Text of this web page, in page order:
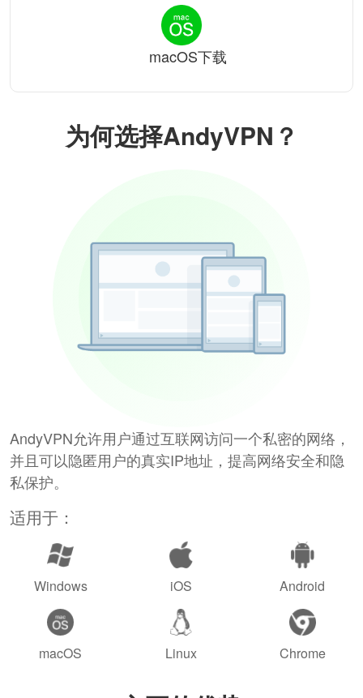
为何选择AndyVPN？
AndyVPN允许用户通过互联网访问一个私密的网络，
并且可以隐匿用户的真实IP地址，提高网络安全和隐
私保护。
适用于：
Windows iOS Android
macOS Linux Chrome
macOS下载